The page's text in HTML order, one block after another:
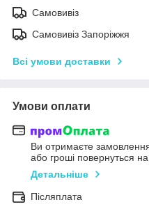
Самовивіз
Самовивіз Запоріжжя
Всі умови доставки
Умови оплати
Ви отримаєте
або гроші повернуться
Детальніше
Післяплата